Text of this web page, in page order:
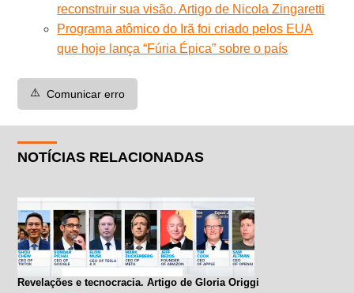
reconstruir sua visão. Artigo de Nicola Zingaretti
Programa atômico do Irã foi criado pelos EUA
que hoje lança “Fúria Épica” sobre o país
⚠️ Comunicar erro
NOTÍCIAS RELACIONADAS
Revelações e tecnocracia. Artigo de Gloria Origgi